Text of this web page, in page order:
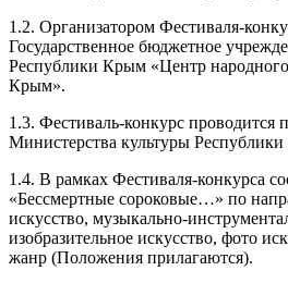
1.2. Организатором Фестиваля-
Государственное бюджетное
Республики Крым «Центр
Крым».
1.3. Фестиваль-конкурс проводится
Министерства культуры
1.4. В рамках Фестиваля-конкурса
«Бессмертные сороковые…» по
искусство, музыкально-
изобразительное искусство, фото
жанр (Положения прилагаются).